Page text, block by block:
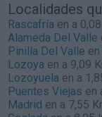
Localidades
Rascafría en a
Alameda Del Valle
Pinilla Del Valle
Lozoya en a 9,09
Lozoyuela en a
Puentes Viejas en
Madrid en a 7,55